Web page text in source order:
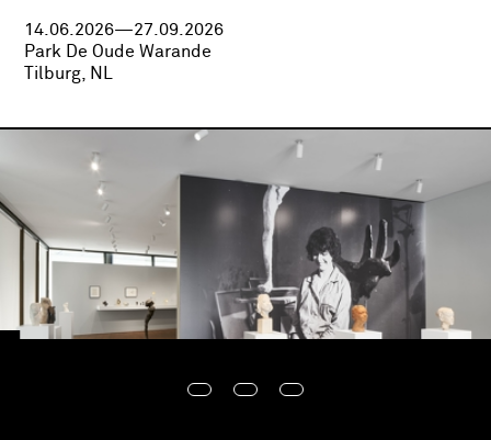
14.06.2026—27.09.2026
Park De Oude Warande
Tilburg, NL